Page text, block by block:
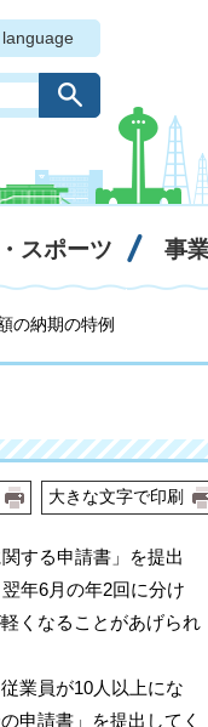
スポーツ 事
の納期の特例
大きな文字で印刷
する申請書」を提出
年6月の年2回に分け
くなることがあげられ
業員が10人以上にな
申請書」を提出してく